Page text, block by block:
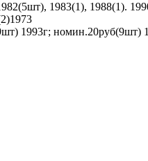
1983(1), 1988(1).
1993г;